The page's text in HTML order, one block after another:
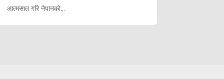
आत्मसात गरि नेपानको...